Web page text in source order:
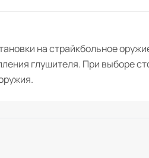
на страйкбольное
глушителя. При выборе